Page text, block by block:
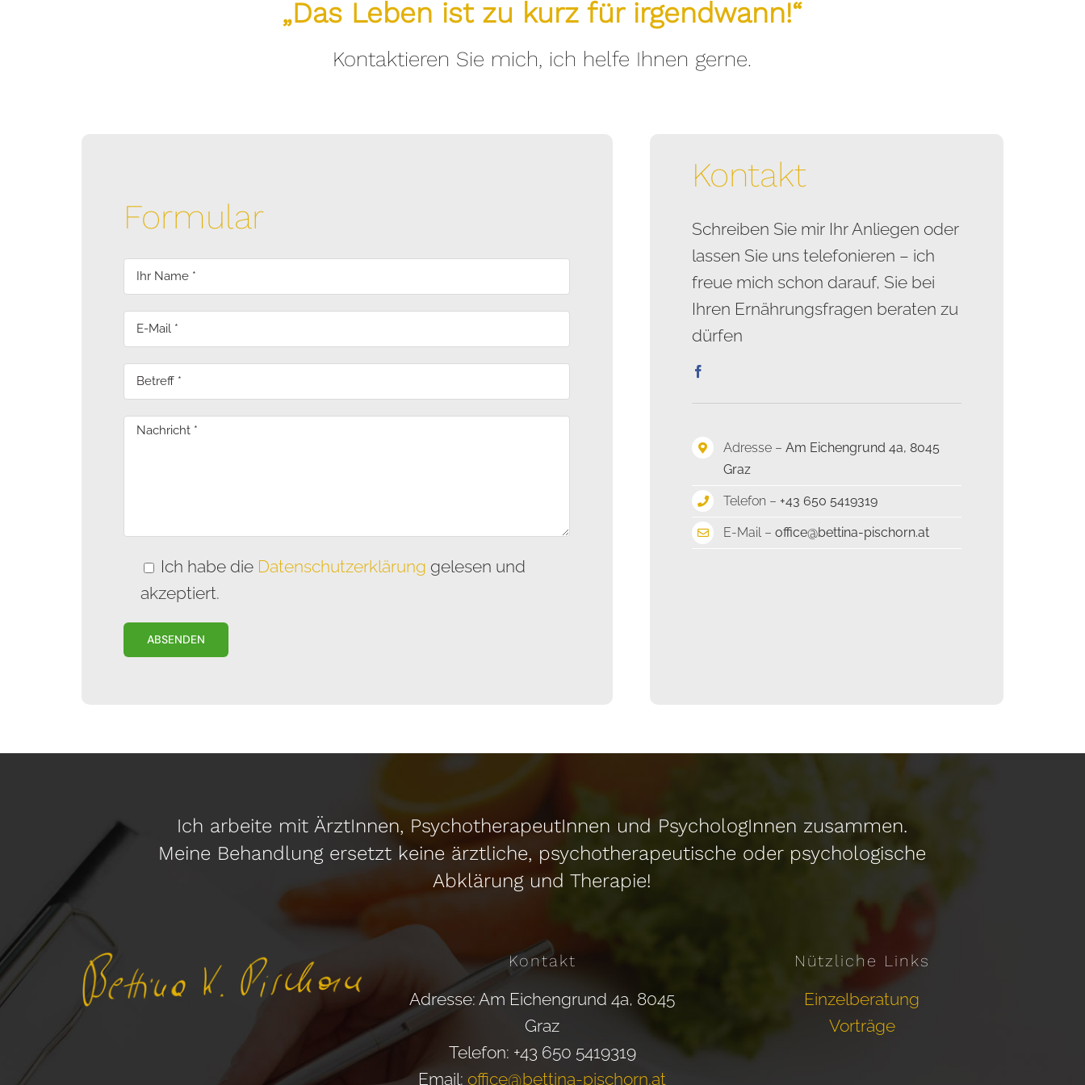
„Das Leben ist zu kurz für irgendwann!“
Kontaktieren Sie mich, ich helfe Ihnen gerne.
Formular
Ich habe die Datenschutzerklärung gelesen und
akzeptiert.
Kontakt
Schreiben Sie mir Ihr Anliegen oder
lassen Sie uns telefonieren – ich
freue mich schon darauf, Sie bei
Ihren Ernährungsfragen beraten zu
dürfen
Adresse – Am Eichengrund 4a, 8045
Graz
Telefon – +43 650 5419319
E-Mail – office@bettina-pischorn.at
Ich arbeite mit ÄrztInnen, PsychotherapeutInnen und PsychologInnen zusammen.
Meine Behandlung ersetzt keine ärztliche, psychotherapeutische oder psychologische
Abklärung und Therapie!
Kontakt
Adresse: Am Eichengrund 4a, 8045
Graz
Telefon: +43 650 5419319
Email: office@bettina-pischorn.at
Nützliche Links
Einzelberatung
Vorträge